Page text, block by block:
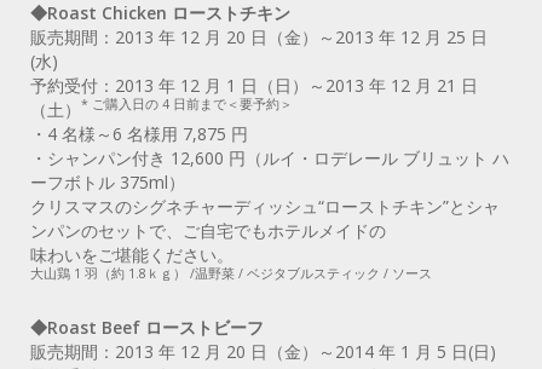
◆Roast Chicken ローストチキン
販売期間：2013 年 12 月 20 日（金）～2013 年 12 月 25 日
(水)
予約受付：2013 年 12 月 1 日（日）～2013 年 12 月 21 日
（土）
* ご購入日の 4 日前まで＜要予約＞
・4 名様～6 名様用 7,875 円
・シャンパン付き 12,600 円（ルイ・ロデレール ブリュット ハ
ーフボトル 375ml）
クリスマスのシグネチャーディッシュ“ローストチキン”とシャ
ンパンのセットで、ご自宅でもホテルメイドの
味わいをご堪能ください。
大山鶏 1 羽（約 1.8ｋｇ） /温野菜 / ベジタブルスティック / ソース
◆Roast Beef ローストビーフ
販売期間：2013 年 12 月 20 日（金）～2014 年 1 月 5 日(日)